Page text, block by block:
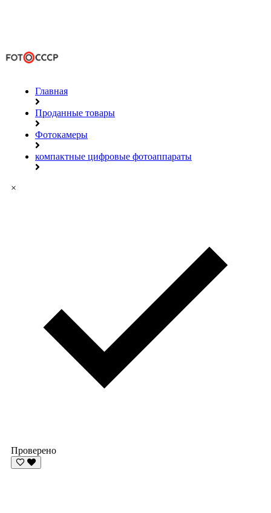
Главная
Проданные товары
Фотокамеры
компактные цифровые фотоаппараты
×
Проверено